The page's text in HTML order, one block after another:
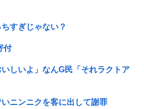
すぎじゃない？
付
しいよ」なんG民「それラクトア
ニンニクを客に出して謝罪